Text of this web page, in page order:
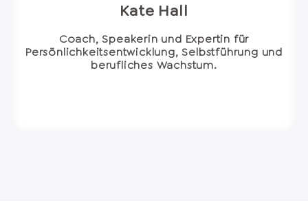
Kate Hall
Coach, Speakerin und Expertin für
Persönlichkeitsentwicklung, Selbstführung und
berufliches Wachstum.